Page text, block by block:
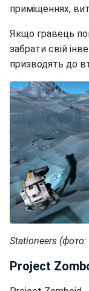
приміщеннях,
Якщо гравець
забрати свій
призводять до
Stationeers (фото:
Project